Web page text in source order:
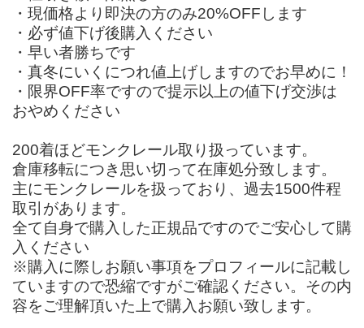
・現価格より即決の方のみ20%OFFします
・必ず値下げ後購入ください
・早い者勝ちです
・真冬にいくにつれ値上げしますのでお早めに！
・限界OFF率ですので提示以上の値下げ交渉は
おやめください
200着ほどモンクレール取り扱っています。
倉庫移転につき思い切って在庫処分致します。
主にモンクレールを扱っており、過去1500件程
取引があります。
全て自身で購入した正規品ですのでご安心して購
入ください
※購入に際しお願い事項をプロフィールに記載し
ていますので恐縮ですがご確認ください。その内
容をご理解頂いた上で購入お願い致します。